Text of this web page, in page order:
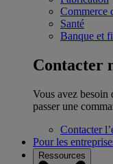
Commerce
Santé
Banque et
Contacter
Vous avez besoin
passer une
Contacter
Pour les
Ressources